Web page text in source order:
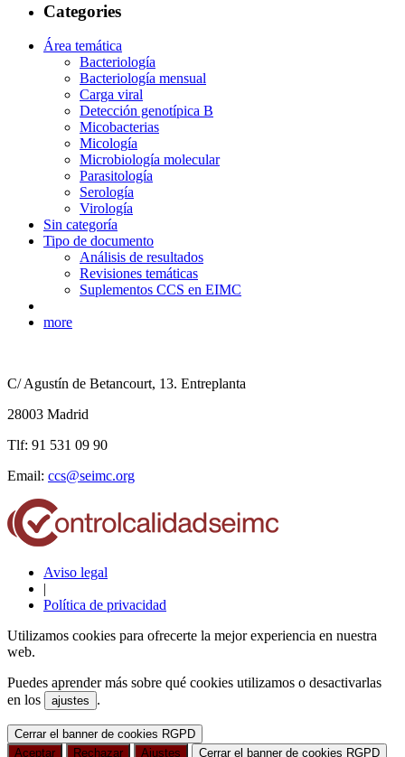
Categories
Área temática
Bacteriología
Bacteriología mensual
Carga viral
Detección genotípica B
Micobacterias
Micología
Microbiología molecular
Parasitología
Serología
Virología
Sin categoría
Tipo de documento
Análisis de resultados
Revisiones temáticas
Suplementos CCS en EIMC
more
C/ Agustín de Betancourt, 13. Entreplanta
28003 Madrid
Tlf: 91 531 09 90
Email: ccs@seimc.org
Aviso legal
Política de privacidad
Utilizamos cookies para ofrecerte la mejor experiencia en nuestra
web.
Puedes aprender más sobre qué cookies utilizamos o desactivarlas
en los
ajustes .
Cerrar el banner de cookies RGPD
Aceptar
Rechazar Ajustes Cerrar el banner de cookies RGPD